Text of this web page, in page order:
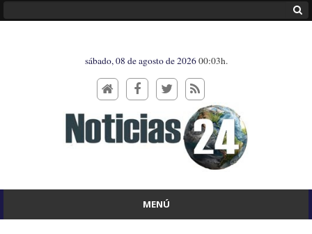
sábado, 08 de agosto de 202600:03h.
MENÚ